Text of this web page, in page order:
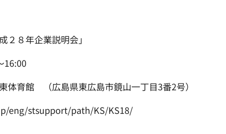
年企業説明会」
館 （広島県東広島市鏡山一丁目3番2号）
stsupport/path/KS/KS18/